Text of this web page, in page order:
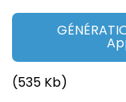
(535 Kb)